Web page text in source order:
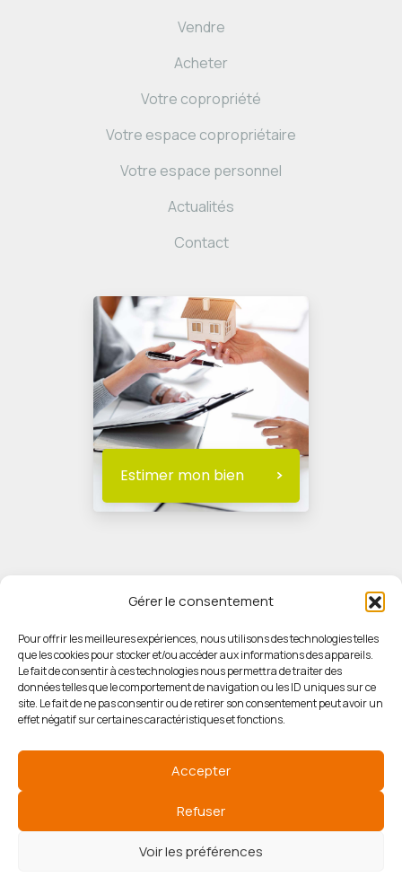
Gérer le consentement
Pour offrir les meilleures expériences, nous utilisons des technologies telles
que les cookies pour stocker et/ou accéder aux informations des appareils.
Le fait de consentir à ces technologies nous permettra de traiter des
données telles que le comportement de navigation ou les ID uniques sur ce
site. Le fait de ne pas consentir ou de retirer son consentement peut avoir un
effet négatif sur certaines caractéristiques et fonctions.
Accepter
Refuser
Voir les préférences
Vendre
Acheter
Votre copropriété
Votre espace copropriétaire
Votre espace personnel
Actualités
Contact
Estimer mon bien
© HORIZON IMMOBILIER
Mentions légales
Politique des cookies